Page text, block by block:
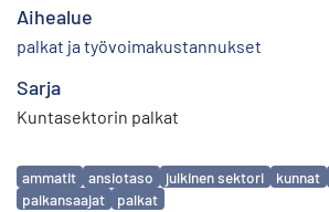
Aihealue
palkat ja työvoimakustannukset
Sarja
Kuntasektorin palkat
Avainsanat
ammatit ansiotaso julkinen sektori kunnat
palkansaajat
palkat